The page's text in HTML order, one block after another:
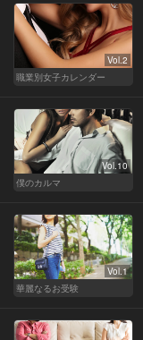
Vol.2
職業別女子カレンダー
Vol.10
僕のカルマ
Vol.1
華麗なるお受験